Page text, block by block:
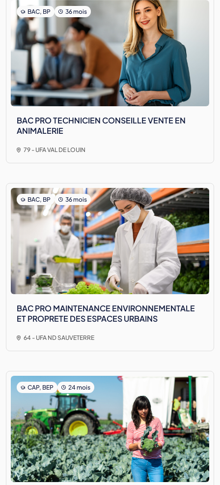
BAC, BP 36 mois
BAC PRO TECHNICIEN CONSEILLE VENTE EN
ANIMALERIE
79 - UFA VAL DE LOUIN
BAC, BP 36 mois
BAC PRO MAINTENANCE ENVIRONNEMENTALE
ET PROPRETE DES ESPACES URBAINS
64 - UFA ND SAUVETERRE
CAP, BEP 24 mois